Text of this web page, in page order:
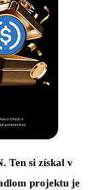
Ten si získal v
projektu je